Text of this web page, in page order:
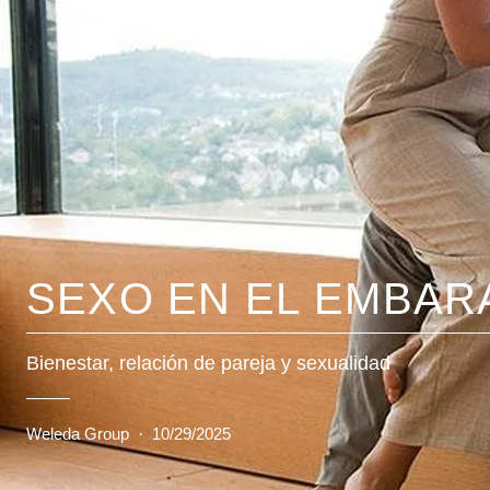
SEXO EN EL
Bienestar, relación de pareja y sexualidad
Weleda Group · 10/29/2025